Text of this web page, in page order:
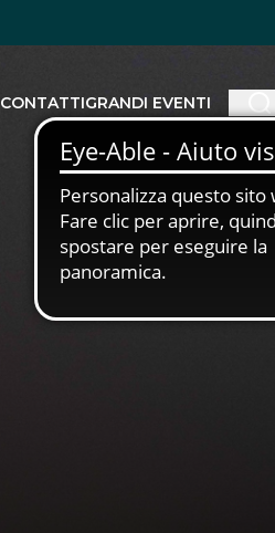
CONTATTIGRANDI EVENTI